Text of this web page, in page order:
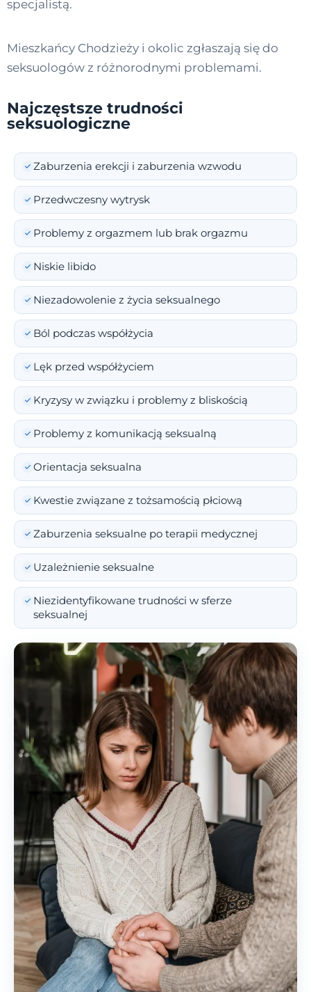
specjalistą.
Mieszkańcy Chodzieży i okolic zgłaszają się do
seksuologów z różnorodnymi problemami.
Najczęstsze trudności
seksuologiczne
Zaburzenia erekcji i zaburzenia wzwodu
Przedwczesny wytrysk
Problemy z orgazmem lub brak orgazmu
Niskie libido
Niezadowolenie z życia seksualnego
Ból podczas współżycia
Lęk przed współżyciem
Kryzysy w związku i problemy z bliskością
Problemy z komunikacją seksualną
Orientacja seksualna
Kwestie związane z tożsamością płciową
Zaburzenia seksualne po terapii medycznej
Uzależnienie seksualne
Niezidentyfikowane trudności w sferze
seksualnej